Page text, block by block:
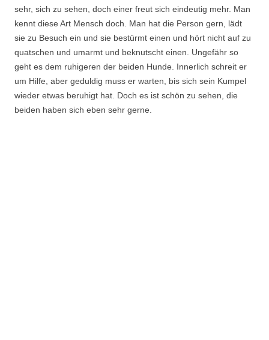
sehr, sich zu sehen, doch einer freut sich eindeutig mehr. Man
kennt diese Art Mensch doch. Man hat die Person gern, lädt
sie zu Besuch ein und sie bestürmt einen und hört nicht auf zu
quatschen und umarmt und beknutscht einen. Ungefähr so
geht es dem ruhigeren der beiden Hunde. Innerlich schreit er
um Hilfe, aber geduldig muss er warten, bis sich sein Kumpel
wieder etwas beruhigt hat. Doch es ist schön zu sehen, die
beiden haben sich eben sehr gerne.